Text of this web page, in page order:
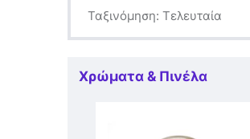
Χρώματα & Πινέλα